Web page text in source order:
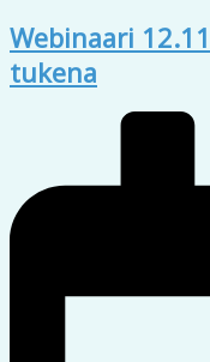
Webinaari
tukena